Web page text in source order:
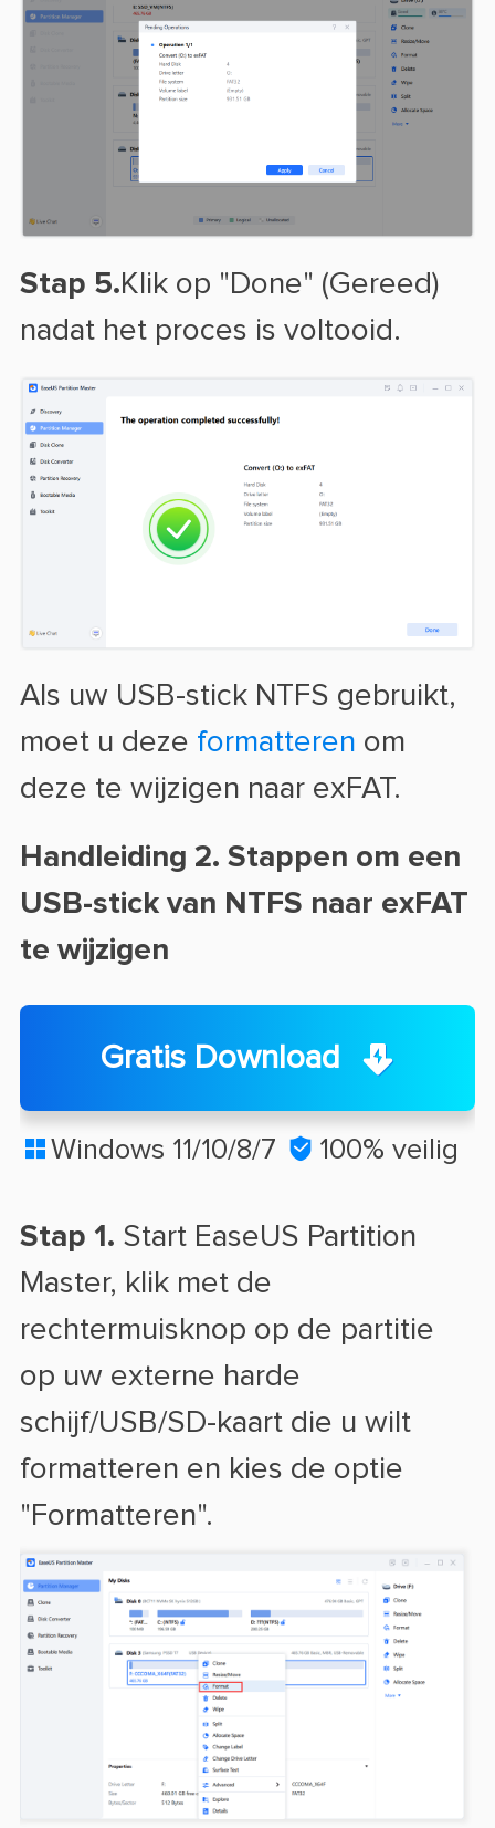
Stap 5.Klik op "Done" (Gereed)
nadat het proces is voltooid.
Als uw USB-stick NTFS gebruikt,
moet u deze formatteren om
deze te wijzigen naar exFAT.
Handleiding 2. Stappen om een
USB-stick van NTFS naar exFAT
te wijzigen
Gratis Download
 Windows 11/10/8/7  100% veilig
Stap 1. Start EaseUS Partition
Master, klik met de
rechtermuisknop op de partitie
op uw externe harde
schijf/USB/SD-kaart die u wilt
formatteren en kies de optie
"Formatteren".